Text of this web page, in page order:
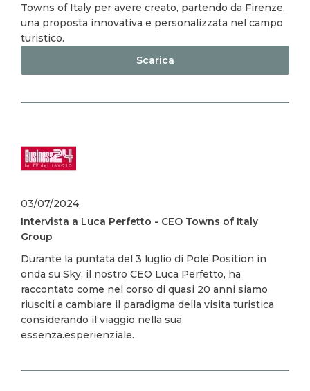
Towns of Italy per avere creato, partendo da Firenze,
una proposta innovativa e personalizzata nel campo
turistico.
Scarica
03/07/2024
Intervista a Luca Perfetto - CEO Towns of Italy
Group
Durante la puntata del 3 luglio di Pole Position in
onda su Sky, il nostro CEO Luca Perfetto, ha
raccontato come nel corso di quasi 20 anni siamo
riusciti a cambiare il paradigma della visita turistica
considerando il viaggio nella sua
essenza.esperienziale.